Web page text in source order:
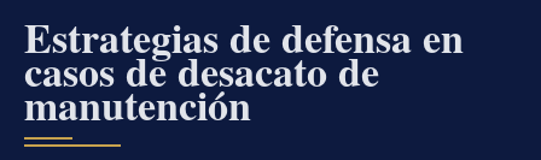
Estrategias de defensa en
casos de desacato de
manutención